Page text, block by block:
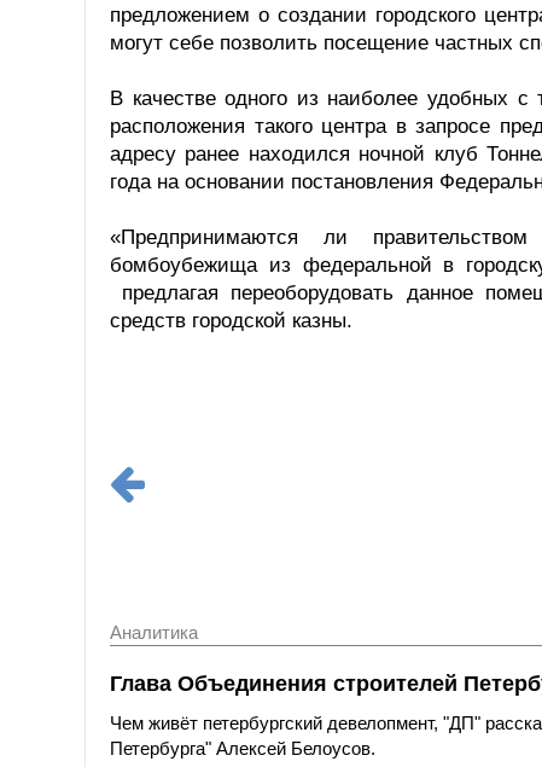
предложением о создании городского
могут себе позволить посещение частных
В качестве одного из наиболее удобных с
расположения такого центра в запросе
адресу ранее находился ночной клуб
года на основании постановления
«Предпринимаются ли
бомбоубежища из федеральной в
предлагая переоборудовать данное
средств городской казны.
Аналитика
Глава Объединения строителей
Чем живёт петербургский девелопмент, "ДП"
Петербурга" Алексей Белоусов.